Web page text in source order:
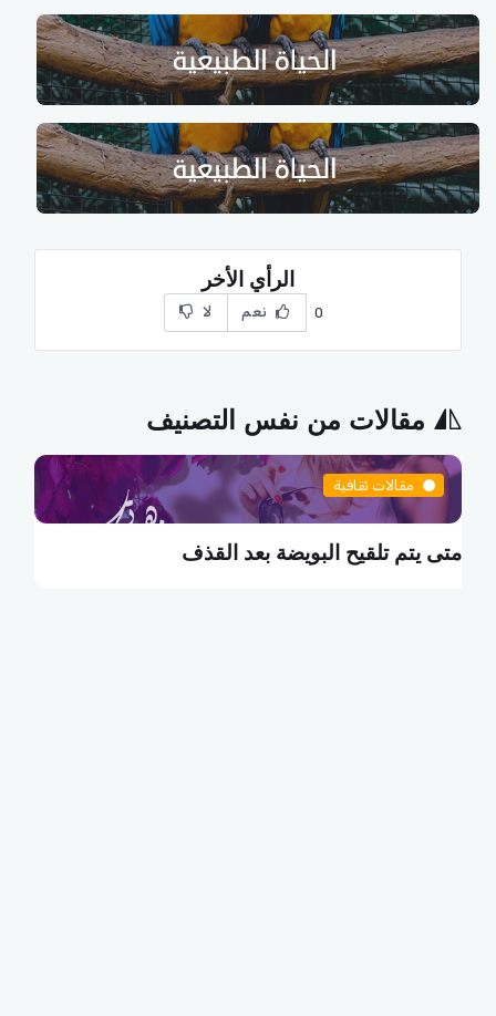
الرأي الأخر
0 نعم لا
مقالات من نفس التصنيف
مقالات ثقافية
ما هي البطالة التكنولوجية